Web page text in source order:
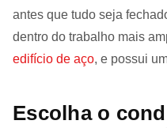
antes que tudo seja
dentro do trabalho mais
edifício de aço, e possui
Escolha o